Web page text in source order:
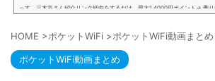
っす。三木谷さん紹介リンク経由をするだけ。最大1,4000円ポイント→ 乗
谷さんキャンペーン／2回線目以降でもOK再契約でもでもOK背水の陣の楽天
別招待ページから楽天モバイ...
HOME >ポケットWiFi >ポケットWiFi動画まとめ
ポケットWiFi動画まとめ